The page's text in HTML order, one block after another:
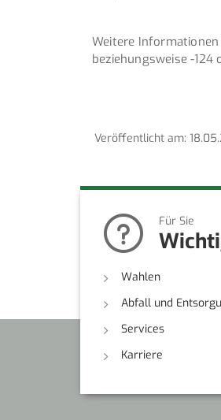
Weitere Informationen
beziehungsweise -
Veröffentlicht am:
Für Sie
Wahlen
Abfall und
Services
Karriere